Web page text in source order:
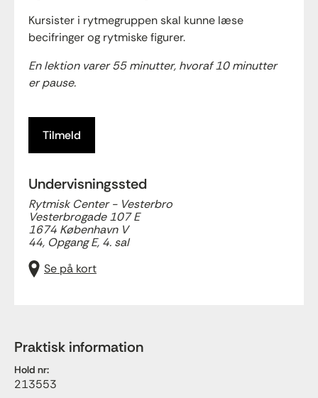
Kursister i rytmegruppen skal kunne læse
becifringer og rytmiske figurer.
En lektion varer 55 minutter, hvoraf 10 minutter
er pause.
Tilmeld
Undervisningssted
Rytmisk Center - Vesterbro
Vesterbrogade 107 E
1674 København V
44, Opgang E, 4. sal
Se på kort
Praktisk information
Hold nr:
213553